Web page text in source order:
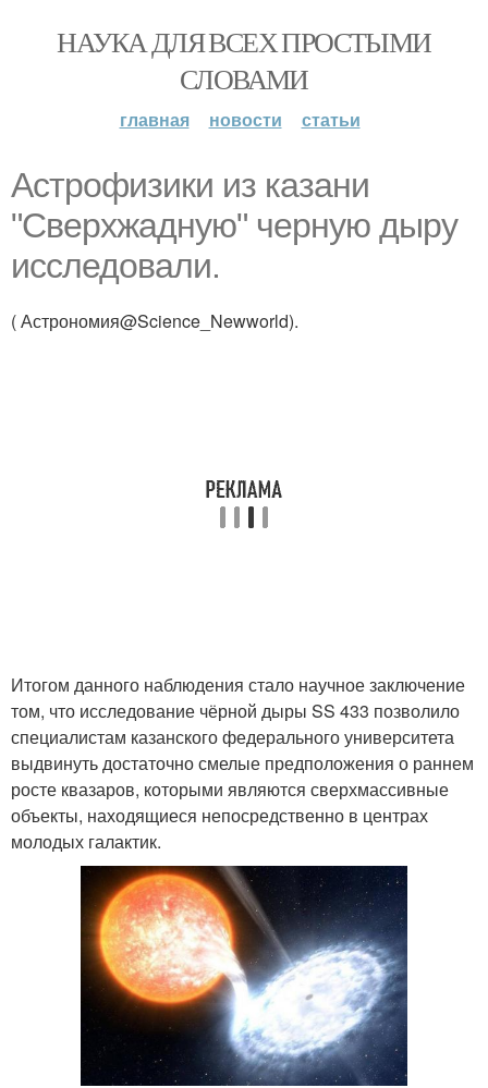
НАУКА ДЛЯ ВСЕХ ПРОСТЫМИ
СЛОВАМИ
главная новости статьи
Астрофизики из казани
"Сверхжадную" черную дыру
исследовали.
( Астрономия@Science_Newworld).
Итогом данного наблюдения стало научное заключение
том, что исследование чёрной дыры SS 433 позволило
специалистам казанского федерального университета
выдвинуть достаточно смелые предположения о раннем
росте квазаров, которыми являются сверхмассивные
объекты, находящиеся непосредственно в центрах
молодых галактик.